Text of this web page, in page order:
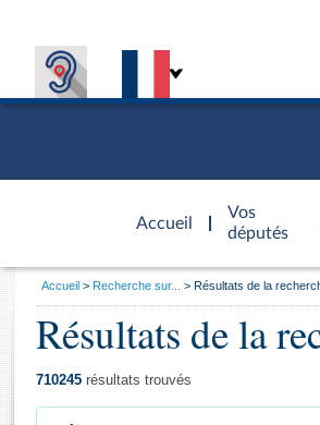
Accueil
d'accueil
Vos
députés
Général
Vous
Accueil Recherche sur... Résultats de la
Résultats de la
710245 résultats trouvés